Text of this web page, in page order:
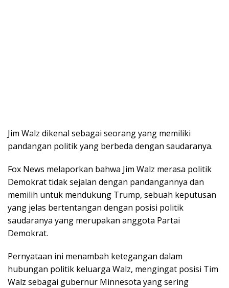
Jim Walz dikenal sebagai seorang yang memiliki
pandangan politik yang berbeda dengan saudaranya.
Fox News melaporkan bahwa Jim Walz merasa politik
Demokrat tidak sejalan dengan pandangannya dan
memilih untuk mendukung Trump, sebuah keputusan
yang jelas bertentangan dengan posisi politik
saudaranya yang merupakan anggota Partai
Demokrat.
Pernyataan ini menambah ketegangan dalam
hubungan politik keluarga Walz, mengingat posisi Tim
Walz sebagai gubernur Minnesota yang sering